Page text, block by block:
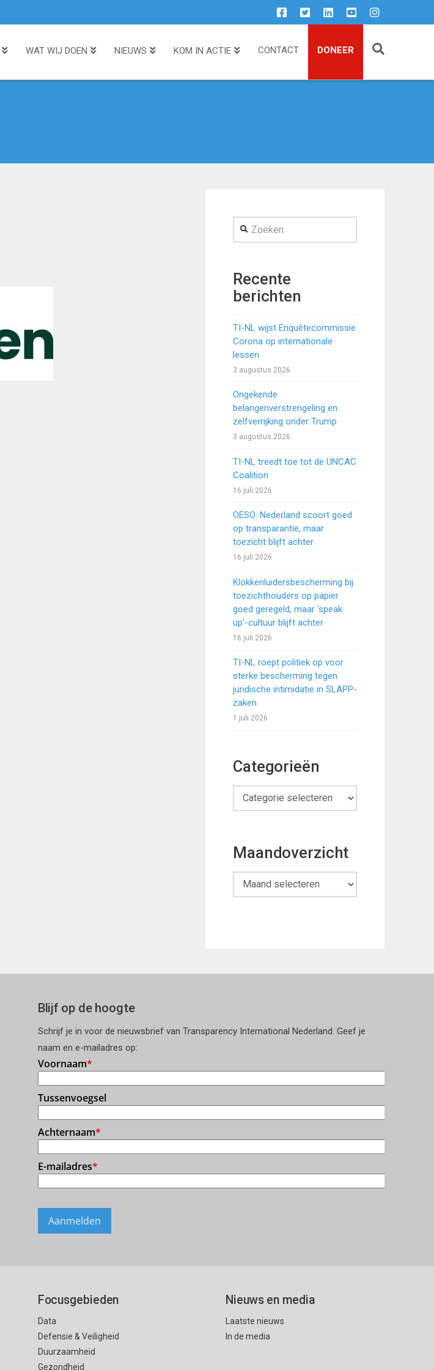
WAT WIJ DOEN NIEUWS KOM IN ACTIE CONTACT DONEER
Zoeken
Recente
berichten
TI-NL wijst Enquêtecommissie
Corona op internationale
lessen
3 augustus 2026
Ongekende
belangenverstrengeling en
zelfverrijking onder Trump
3 augustus 2026
TI-NL treedt toe tot de UNCAC
Coalition
16 juli 2026
OESO: Nederland scoort goed
op transparantie, maar
toezicht blijft achter
16 juli 2026
Klokkenluidersbescherming bij
toezichthouders op papier
goed geregeld, maar ‘speak
up’-cultuur blijft achter
16 juli 2026
TI-NL roept politiek op voor
sterke bescherming tegen
juridische intimidatie in SLAPP-
zaken
1 juli 2026
Categorieën
Categorieën
Maandoverzicht
Maandoverzicht
Blijf op de hoogte
Schrijf je in voor de nieuwsbrief van Transparency International Nederland. Geef je
naam en e-mailadres op:
Focusgebieden
Data
Defensie & Veiligheid
Duurzaamheid
Gezondheid
Nieuws en media
Laatste nieuws
In de media